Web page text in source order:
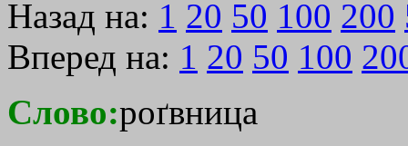
Назад на: 1 20 50 100 200
Вперед на: 1 20 50 100
Слово:роґвница